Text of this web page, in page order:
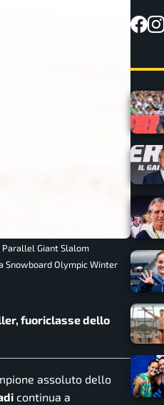
Parallel Giant Slalom
Snowboard Olympic Winter
fuoriclasse dello
assoluto dello
continua a